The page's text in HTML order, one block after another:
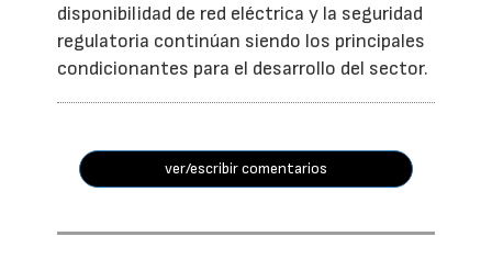
disponibilidad de red eléctrica y la seguridad
regulatoria continúan siendo los principales
condicionantes para el desarrollo del sector.
ver/escribir comentarios